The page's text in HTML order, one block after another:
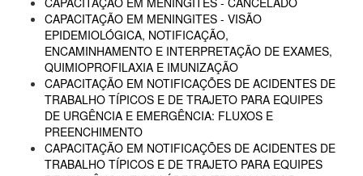
CAPACITAÇÃO EM MENINGITES - VISÃO
EPIDEMIOLÓGICA, NOTIFICAÇÃO,
ENCAMINHAMENTO E INTERPRETAÇÃO DE EXAMES,
QUIMIOPROFILAXIA E IMUNIZAÇÃO
CAPACITAÇÃO EM NOTIFICAÇÕES DE ACIDENTES DE
TRABALHO TÍPICOS E DE TRAJETO PARA EQUIPES
DE URGÊNCIA E EMERGÊNCIA: FLUXOS E
PREENCHIMENTO
CAPACITAÇÃO EM NOTIFICAÇÕES DE ACIDENTES DE
TRABALHO TÍPICOS E DE TRAJETO PARA EQUIPES